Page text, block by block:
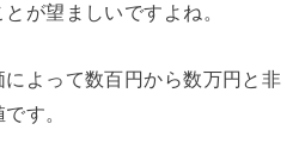
が望ましいですよね。
によって数百円から数万円と非
す。